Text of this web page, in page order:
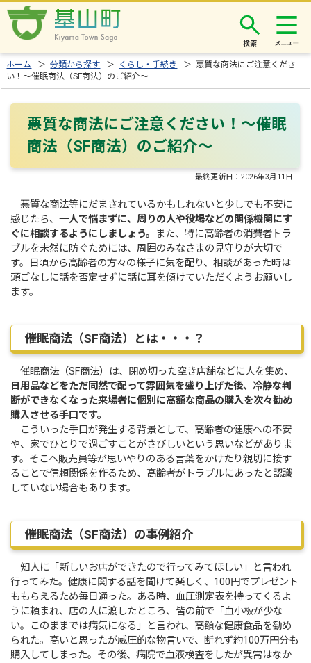
検索
ホーム ＞分類から探す ＞ くらし・手続き
＞ 悪質な商法にご注意くださ
い！～催眠商法（SF商法）のご紹介～
悪質な商法にご注意ください！～催眠
商法（SF商法）のご紹介～
最終更新日：2026年3月11日
悪質な商法等にだまされているかもしれないと少しでも不安に
感じたら、一人で悩まずに、周りの人や役場などの関係機関にす
ぐに相談するようにしましょう。 また、特に高齢者の消費者トラ
ブルを未然に防ぐためには、周囲のみなさまの見守りが大切で
す。日頃から高齢者の方々の様子に気を配り、相談があった時は
頭ごなしに話を否定せずに話に耳を傾けていただくようお願いし
ます。
催眠商法（SF商法）とは・・・？
催眠商法（SF商法）は、閉め切った空き店舗などに人を集め、
日用品などをただ同然で配って雰囲気を盛り上げた後、冷静な判
断ができなくなった来場者に個別に高額な商品の購入を次々勧め
購入させる手口です。
こういった手口が発生する背景として、高齢者の健康への不安
や、家でひとりで過ごすことがさびしいという思いなどがありま
す。そこへ販売員等が思いやりのある言葉をかけたり親切に接す
ることで信頼関係を作るため、高齢者がトラブルにあったと認識
していない場合もあります。
催眠商法（SF商法）の事例紹介
知人に「新しいお店ができたので行ってみてほしい」と言われ
行ってみた。健康に関する話を聞けて楽しく、100円でプレゼント
ももらえるため毎日通った。ある時、血圧測定表を持ってくるよ
うに頼まれ、店の人に渡したところ、皆の前で「血小板が少な
い。このままでは病気になる」と言われ、高額な健康食品を勧め
られた。高いと思ったが威圧的な物言いで、断れず約100万円分も
購入してしまった。その後、病院で血液検査をしたが異常はなか